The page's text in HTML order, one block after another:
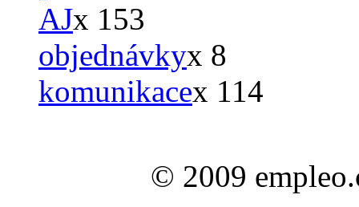
AJx 153
objednávkyx 8
komunikacex 114
© 2009